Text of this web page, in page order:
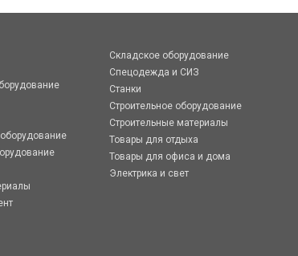
Складское оборудование
Спецодежда и СИЗ
Станки
Строительное оборудование
Строительные материалы
Товары для отдыха
Товары для офиса и дома
Электрика и свет